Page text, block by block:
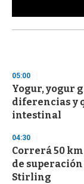
s
d
s
o
f
3
s
e
c
o
n
05:00
Yogur, yogur
diferencias y
intestinal
04:30
Correrá 50
de
Stirling